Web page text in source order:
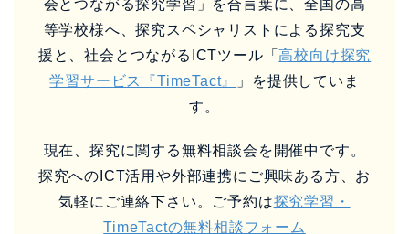
現在、探究に関する無料相談会を開催中です。
探究へのICT活用や外部連携にご興味ある方、お
気軽にご連絡下さい。ご予約は 探究学習・
TimeTactの無料相談フォーム
【企業のCSR広報ご担当者様へ】
CSR広報活動の強い味方！
探究教育を通して、学校と繋がるさまざまなメ
リットを提供しています。